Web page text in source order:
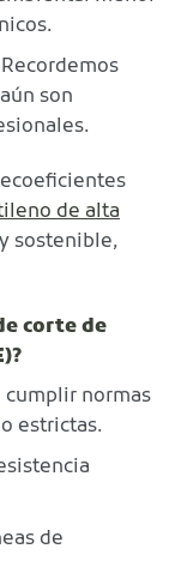
son
de alta
sostenible,
corte de
cumplir normas
estrictas.
de